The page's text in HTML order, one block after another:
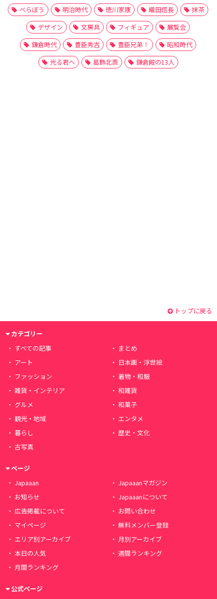
べらぼう
明治時代 徳川家康 織田信長
抹茶
デザイン
文房具 フィギュア
展覧会
鎌倉時代
豊臣秀吉 豊臣兄弟！
昭和時代
光る君へ
葛飾北斎 鎌倉殿の13人
トップに戻る
カテゴリー
すべての記事
まとめ
アート
日本画・浮世絵
ファッション
着物・和服
雑貨・インテリア
和雑貨
グルメ
和菓子
観光・地域
エンタメ
暮らし
歴史・文化
古写真
ページ
Japaaan
Japaaanマガジン
お知らせ
Japaaanについて
広告掲載について
お問い合わせ
マイページ
無料メンバー登録
エリア別アーカイブ
月別アーカイブ
本日の人気
週間ランキング
月間ランキング
公式ページ